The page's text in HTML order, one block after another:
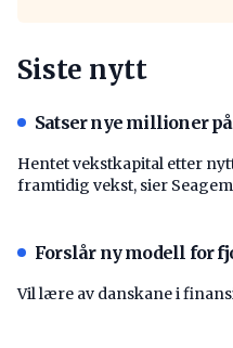
Siste nytt
Satser nye millioner
Hentet vekstkapital etter
framtidig vekst, sier
Forslår ny modell for
Vil lære av danskane i